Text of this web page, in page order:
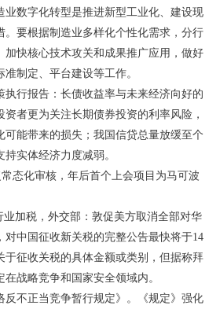
业数字化转型是推进新型工业化、建设现
。要根据制造业多样化个性化需求，分行
加快核心技术攻关和成果推广应用，做好
制定、平台建设等工作。
执行报告：长债收益率与未来经济向好的
者更为关注长期债券投资的利率风险，
可能带来的损失；我国信贷总量放缓至个
实体经济力度减弱。
态化审核，年后首个上会项目为马可波
业加税，外交部：敦促美方取消全部对华
对中国征收新关税的完整公告最快将于14
于征收关税的具体金额或类别，但据称拜
战略竞争和国家安全领域内。
反不正当竞争暂行规定》。《规定》强化